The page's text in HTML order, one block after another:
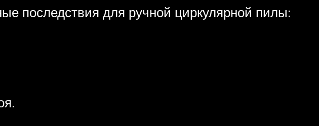
последствия для ручной циркулярной пилы: